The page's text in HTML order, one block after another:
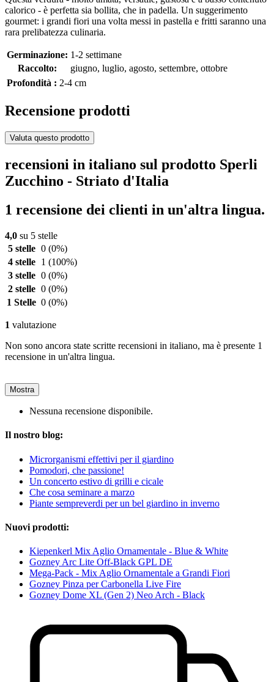
calorico - è perfetta sia bollita, che in padella. Un suggerimento
gourmet: i grandi fiori una volta messi in pastella e fritti saranno una
rara prelibatezza culinaria.
Germinazione: 1-2 settimane
Raccolto:
giugno, luglio, agosto, settembre, ottobre
Profondità : 2-4 cm
Recensione prodotti
Valuta questo prodotto
recensioni in italiano sul prodotto Sperli
Zucchino - Striato d'Italia
1 recensione dei clienti in un'altra lingua.
4,0 su 5 stelle
5 stelle 0 (0%)
4 stelle
1 (100%)
3 stelle 0 (0%)
2 stelle 0 (0%)
1 Stelle 0 (0%)
1 valutazione
Non sono ancora state scritte recensioni in italiano, ma è presente 1
recensione in un'altra lingua.
Mostra
Nessuna recensione disponibile.
Il nostro blog:
Microrganismi effettivi per il giardino
Pomodori, che passione!
Un concerto estivo di grilli e cicale
Che cosa seminare a marzo
Piante sempreverdi per un bel giardino in inverno
Nuovi prodotti:
Kiepenkerl Mix Aglio Ornamentale - Blue & White
Gozney Arc Lite Off-Black GPL DE
Mega-Pack - Mix Aglio Ornamentale a Grandi Fiori
Gozney Pinza per Carbonella Live Fire
Gozney Dome XL (Gen 2) Neo Arch - Black